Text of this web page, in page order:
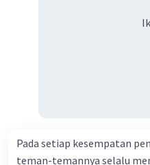
Pada setiap kesempatan
teman-temannya selalu